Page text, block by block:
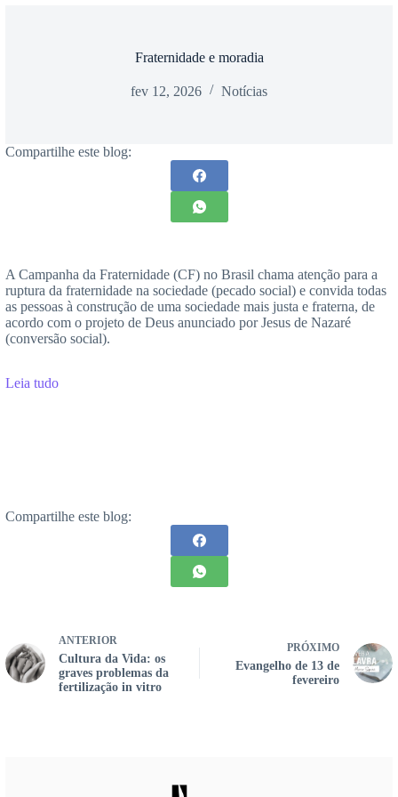
Fraternidade e moradia
fev 12, 2026 Notícias
Compartilhe este blog:
A Campanha da Fraternidade (CF) no Brasil chama atenção para a
ruptura da fraternidade na sociedade (pecado social) e convida todas
as pessoas à construção de uma sociedade mais justa e fraterna, de
acordo com o projeto de Deus anunciado por Jesus de Nazaré
(conversão social).
Leia tudo
Compartilhe este blog:
ANTERIOR
Cultura da Vida: os
graves problemas da
fertilização in vitro
PRÓXIMO
Evangelho de 13 de
fevereiro